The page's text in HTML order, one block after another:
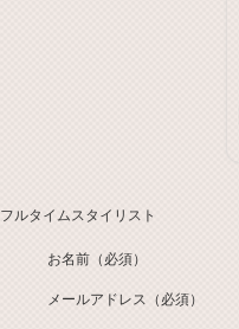
フルタイムスタイリスト
お名前 （必須）
メールアドレス （必須）